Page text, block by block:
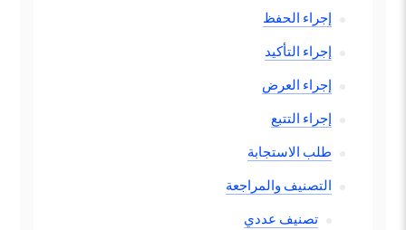
إجراء الحفظ
إجراء التأكيد
إجراء العرض
إجراء التتبع
طلب الاستجابة
التصنيف والمراجعة
تصنيف عددي